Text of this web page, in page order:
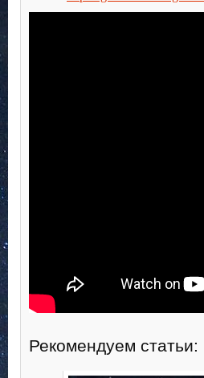
Рекомендуем статьи: